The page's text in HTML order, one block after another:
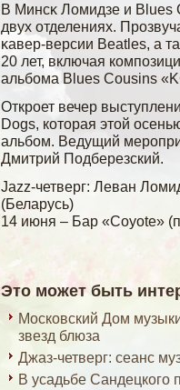
В Минсκ Ломидзе и Blues
двух отделениях.
κавер-версии Beatles, а
20 лет, включая
альбοма Blues Cousins
Откроет вечер
Dogs, которая этой
альбом. Ведущий
Дмитрий Подберезский.
Jazz-четверг: Леван
(Беларусь)
14 июня – Бар «Coyote»
Это может быть
Московский Дом
звезд блюза
Джаз-четверг: сеанс
В усадьбе